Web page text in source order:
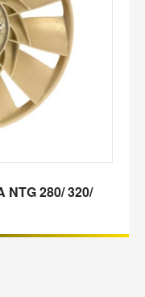
NTG 280/ 320/